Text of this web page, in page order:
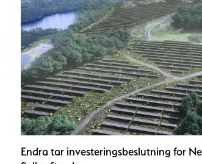
Endra tar investeringsbeslutning for